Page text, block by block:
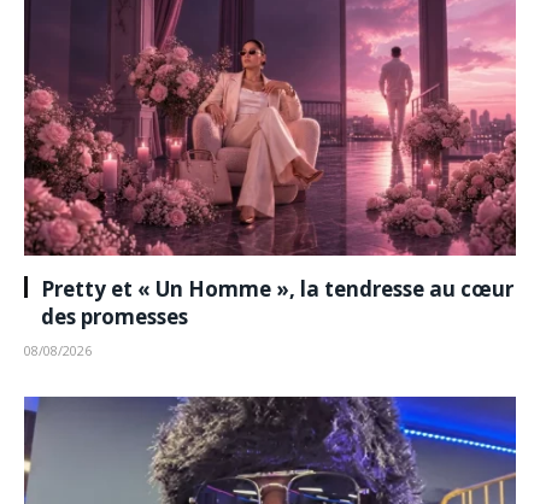
Pretty et « Un Homme », la tendresse au cœur
des promesses
08/08/2026